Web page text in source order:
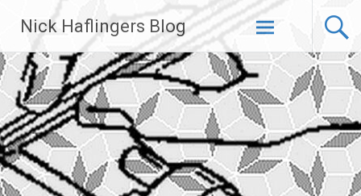
Inhalt
springen
Nick Haflingers Blog